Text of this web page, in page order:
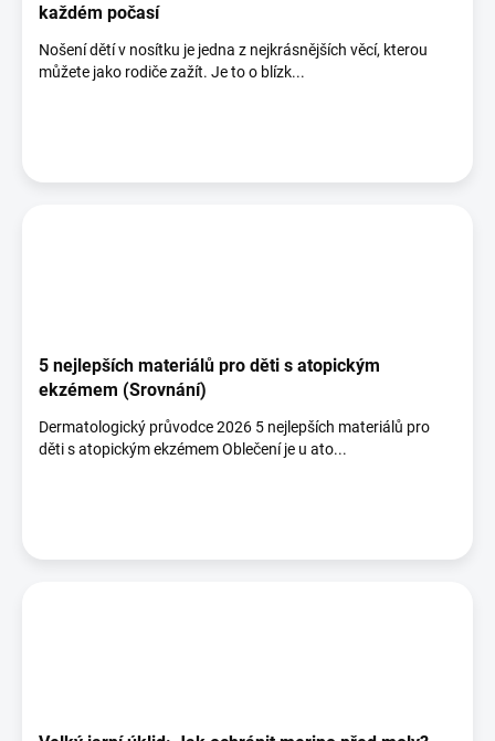
každém počasí
Nošení dětí v nosítku je jedna z nejkrásnějších věcí, kterou
můžete jako rodiče zažít. Je to o blízk...
5 nejlepších materiálů pro děti s atopickým
ekzémem (Srovnání)
Dermatologický průvodce 2026 5 nejlepších materiálů pro
děti s atopickým ekzémem Oblečení je u ato...